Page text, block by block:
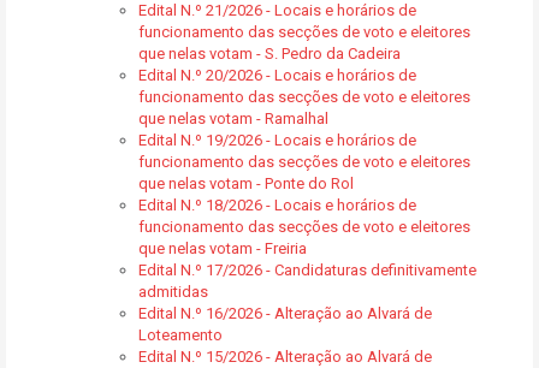
Edital N.º 21/2026 - Locais e horários de
funcionamento das secções de voto e eleitores
que nelas votam - S. Pedro da Cadeira
Edital N.º 20/2026 - Locais e horários de
funcionamento das secções de voto e eleitores
que nelas votam - Ramalhal
Edital N.º 19/2026 - Locais e horários de
funcionamento das secções de voto e eleitores
que nelas votam - Ponte do Rol
Edital N.º 18/2026 - Locais e horários de
funcionamento das secções de voto e eleitores
que nelas votam - Freiria
Edital N.º 17/2026 - Candidaturas definitivamente
admitidas
Edital N.º 16/2026 - Alteração ao Alvará de
Loteamento
Edital N.º 15/2026 - Alteração ao Alvará de